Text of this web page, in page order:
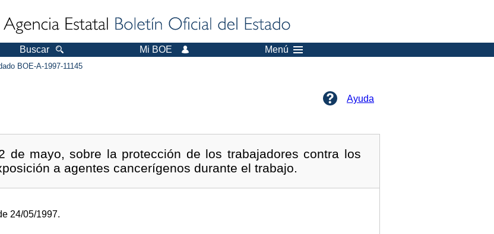
Buscar Mi BOE Menú
BOE-A-1997-11145
Ayuda
de mayo, sobre la protección de los trabajadores contra los
a agentes cancerígenos durante el trabajo.
24/05/1997.